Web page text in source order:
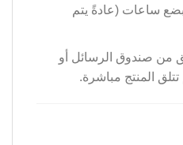
بضع ساعات (عادةً يتم
من صندوق الرسائل أو
المنتج مباشرة.